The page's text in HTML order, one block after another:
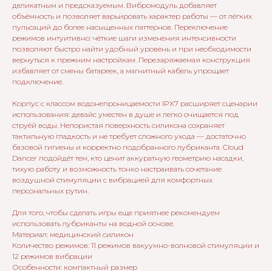
деликатным и предсказуемым. Вибромодуль добавляет
объёмность и позволяет варьировать характер работы — от лёгких
пульсаций до более насыщенных паттернов. Переключение
режимов интуитивно: чёткие шаги изменения интенсивности
позволяют быстро найти удобный уровень и при необходимости
вернуться к прежним настройкам. Перезаряжаемая конструкция
избавляет от смены батареек, а магнитный кабель упрощает
подключение.
Корпус с классом водонепроницаемости IPX7 расширяет сценарии
использования: девайс уместен в душе и легко очищается под
струёй воды. Непористая поверхность силикона сохраняет
тактильную гладкость и не требует сложного ухода — достаточно
базовой гигиены и корректно подобранного лубриканта. Cloud
Dancer подойдёт тем, кто ценит аккуратную геометрию насадки,
тихую работу и возможность тонко настраивать сочетание
воздушной стимуляции с вибрацией для комфортных
персональных рутин.
Для того, чтобы сделать игры еще приятнее рекомендуем
использовать лубриканты на водной основе.
Материал: медицинский силикон
Количество режимов: 11 режимов вакуумно-волновой стимуляции и
12 режимов вибрации
Особенности: компактный размер